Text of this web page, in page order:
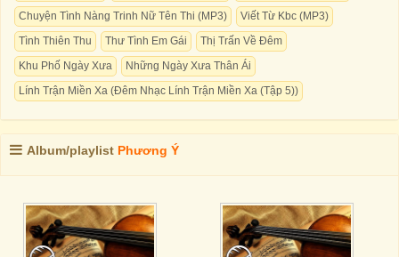
Chuyện Tình Nàng Trinh Nữ Tên Thi (MP3)
Viết Từ Kbc (MP3)
Tình Thiên Thu
Thư Tình Em Gái
Thị Trấn Về Đêm
Khu Phố Ngày Xưa
Những Ngày Xưa Thân Ái
Lính Trận Miền Xa (Đêm Nhạc Lính Trận Miền Xa (Tập 5))
Album/playlist Phương Ý